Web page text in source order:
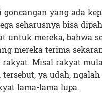
yang ada
seharusnya bisa
untuk mereka, bahwa
mereka terima
Misal rakyat
ya udah, ngalah
lama-lama lupa.